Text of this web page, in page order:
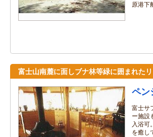
原港下
富士山南麓に面しブナ林等緑に囲まれた
ペン
富士サ
ー施設
入浴可
を癒し